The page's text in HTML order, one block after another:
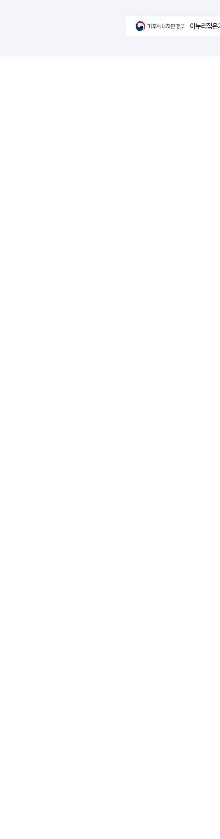
이 누리집은